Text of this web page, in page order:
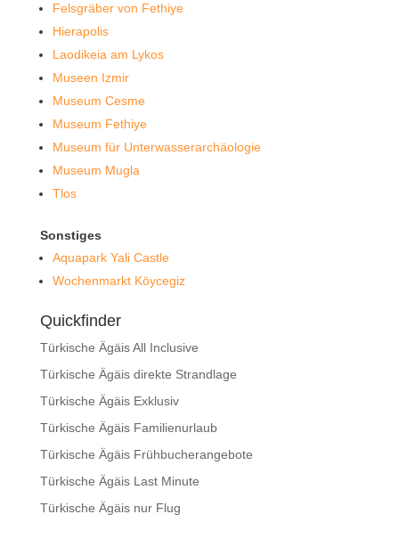
Felsgräber von Fethiye
Hierapolis
Laodikeia am Lykos
Museen Izmir
Museum Cesme
Museum Fethiye
Museum für Unterwasserarchäologie
Museum Mugla
Tlos
Sonstiges
Aquapark Yali Castle
Wochenmarkt Köycegiz
Quickfinder
Türkische Ägäis All Inclusive
Türkische Ägäis direkte Strandlage
Türkische Ägäis Exklusiv
Türkische Ägäis Familienurlaub
Türkische Ägäis Frühbucherangebote
Türkische Ägäis Last Minute
Türkische Ägäis nur Flug